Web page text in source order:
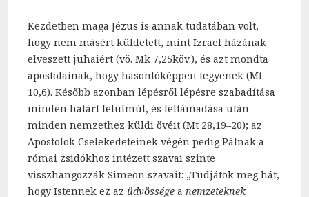
Kezdetben maga Jézus is annak tudatában volt,
hogy nem másért küldetett, mint Izrael házának
elveszett juhaiért (vö. Mk 7,25köv.), és azt mondta
apostolainak, hogy hasonlóképpen tegyenek (Mt
10,6). Később azonban lépésről lépésre szabadítása
minden határt felülmúl, és feltámadása után
minden nemzethez küldi övéit (Mt 28,19–20); az
Apostolok Cselekedeteinek végén pedig Pálnak a
római zsidókhoz intézett szavai szinte
visszhangozzák Simeon szavait: „Tudjátok meg hát,
hogy Istennek ez az üdvössége a nemzeteknek